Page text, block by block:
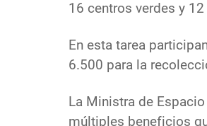
16 centros verdes y
En esta tarea
6.500 para la
La Ministra de
múltiples beneficios